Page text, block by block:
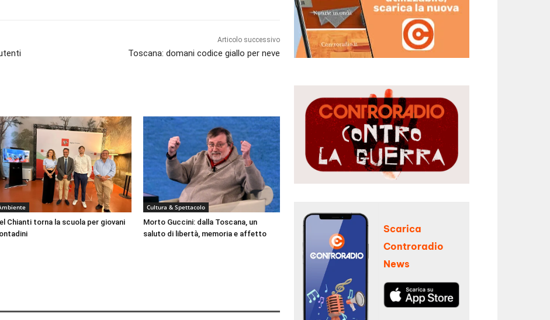
Articolo successivo
Toscana: domani codice giallo per neve
Chianti torna la scuola per giovani
Cultura & Spettacolo
Morto Guccini: dalla Toscana, un
saluto di libertà, memoria e affetto
Scarica
Controradio
News